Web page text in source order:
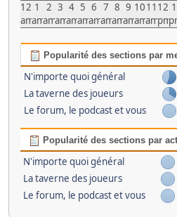
12
am
1
am
2
am
3
am
4
am
5
am
6
am
7
am
8
am
9
am
10
am
11
am
12
pm
1
Popularité des sections par
N'importe quoi général
La taverne des joueurs
Le forum, le podcast et vous
Popularité des sections par
N'importe quoi général
La taverne des joueurs
Le forum, le podcast et vous